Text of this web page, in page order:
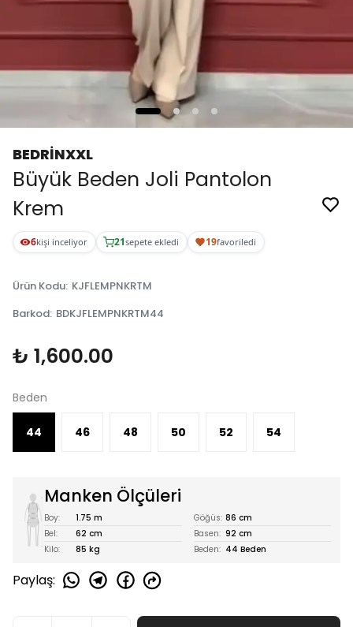
BEDRİNXXL
Büyük Beden Joli Pantolon
Krem
6kişi inceliyor 21sepete ekledi 19favoriledi
Ürün Kodu: KJFLEMPNKRTM
Barkod: BDKJFLEMPNKRTM44
₺ 1,600.00
Beden
44 46 48 50 52 54
Manken Ölçüleri
Boy: 1.75 m Göğüs: 86 cm
Bel:
62 cm Basen: 92 cm
Kilo:
85 kg Beden: 44 Beden
Paylaş: